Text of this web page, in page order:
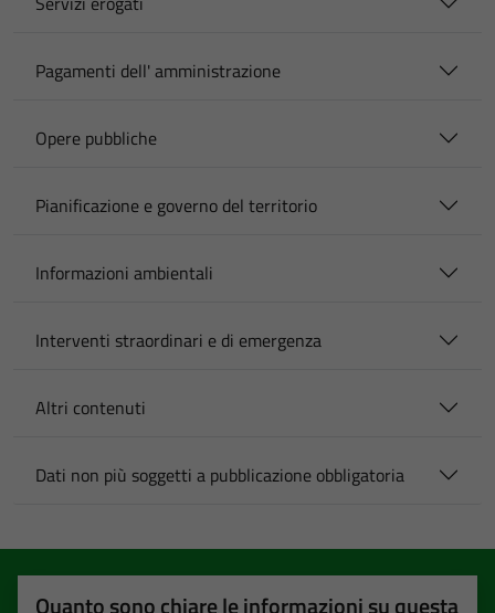
Pagamenti dell' amministrazione
Opere pubbliche
Pianificazione e governo del territorio
Informazioni ambientali
Interventi straordinari e di emergenza
Altri contenuti
Dati non più soggetti a pubblicazione obbligatoria
Quanto sono chiare le informazioni su questa